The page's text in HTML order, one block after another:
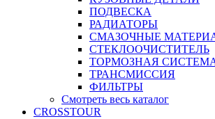
ПОДВЕСКА
РАДИАТОРЫ
СМАЗОЧНЫЕ
СТЕКЛООЧИСТИТЕЛЬ
ТОРМОЗНАЯ
ТРАНСМИССИЯ
ФИЛЬТРЫ
Смотреть весь каталог
CROSSTOUR